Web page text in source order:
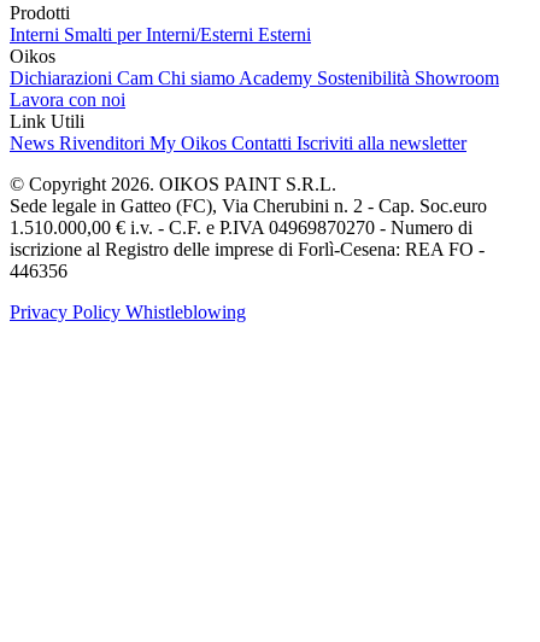
Prodotti
Interni Smalti per Interni/Esterni Esterni
Oikos
Dichiarazioni Cam Chi siamo Academy Sostenibilità Showroom
Lavora con noi
Link Utili
News Rivenditori My Oikos Contatti Iscriviti alla newsletter
© Copyright 2026. OIKOS PAINT S.R.L.
Sede legale in Gatteo (FC), Via Cherubini n. 2 - Cap. Soc.euro
1.510.000,00 € i.v. - C.F. e P.IVA 04969870270 - Numero di
iscrizione al Registro delle imprese di Forlì-Cesena: REA FO -
446356
Privacy Policy Whistleblowing